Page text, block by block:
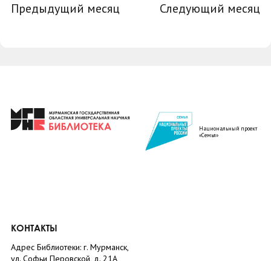
Предыдущий месяц Следующий месяц
Национальный проект
«Семья»
КОНТАКТЫ
Адрес Библиотеки: г. Мурманск,
ул. Софьи Перовской, д. 21А